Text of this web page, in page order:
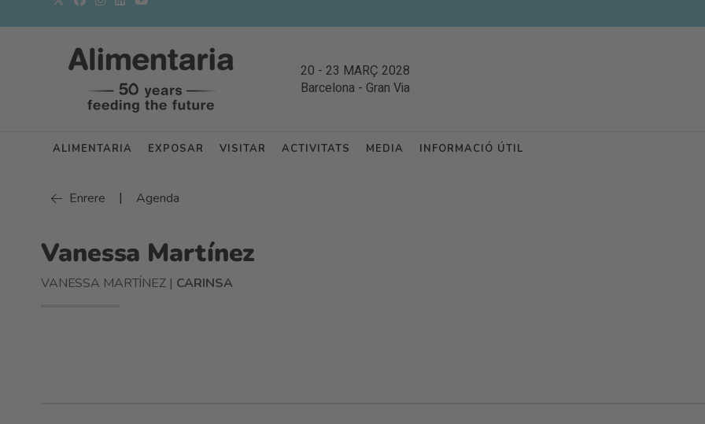
20 - 23 MARÇ 2028
Barcelona - Gran Via
ALIMENTARIA EXPOSAR VISITAR ACTIVITATS MEDIA INFORMACIÓ ÚTIL
Enrere | Agenda
Vanessa Martínez
VANESSA MARTÍNEZ | CARINSA